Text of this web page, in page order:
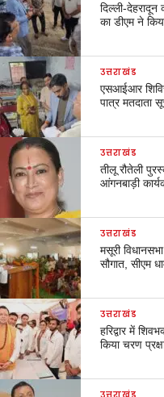
दिल्ली-
का डीएम ने
उत्तराखंड
एसआईआर
पात्र मतदाता
उत्तराखंड
तीलू रौतेली
आंगनबाड़ी
उत्तराखंड
मसूरी
सौगात, सीएम
उत्तराखंड
हरिद्वार में
किया चरण